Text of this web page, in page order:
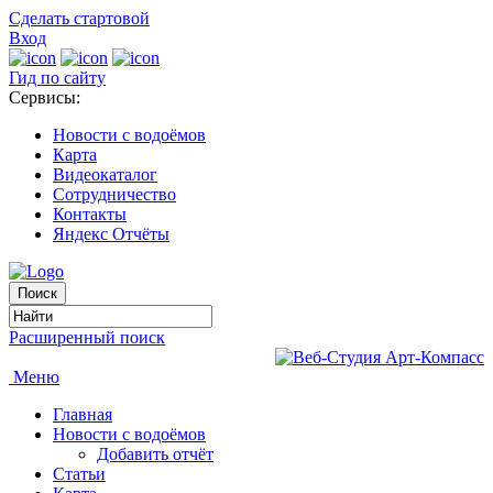
Сделать стартовой
Вход
Гид по сайту
Сервисы:
Новости с водоёмов
Карта
Видеокаталог
Сотрудничество
Контакты
Яндекс Отчёты
Расширенный поиск
Меню
Главная
Новости с водоёмов
Добавить отчёт
Статьи